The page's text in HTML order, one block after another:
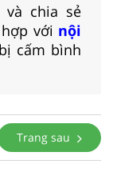
và chia sẻ
với nội
cấm bình
Trang sau